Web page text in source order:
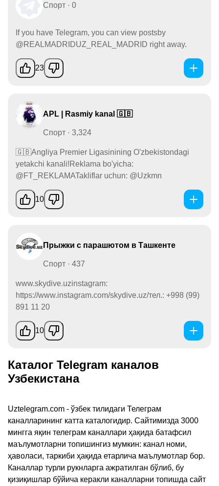
Спорт · 0
If you have Telegram, you can view postsby
@REALMADRIDUZ_REAL_MADRID right away.
23
APL | Rasmiy kanal 🇬🇧
Спорт · 3,324
🇬🇧Angliya Premier Ligasinining O'zbekistondagi
yetakchi kanali!Reklama bo'yicha:
@FT_REKLAMATakliflar uchun: @Uzkmn
10
Прыжки с парашютом в Ташкенте
Спорт · 437
www.skydive.uzinstagram:
https://www.instagram.com/skydive.uz/тел.: +998 (99)
891 11 20
10
Каталог Telegram каналов
Узбекистана
Uztelegram.com - ўзбек тилидаги Телеграм
каналларининг катта каталогидир. Сайтимизда 3000
мингга яқин телеграм каналлари ҳақида батафсил
маълумотларни топишингиз мумкин: канал номи,
ҳаволаси, таркиби ҳақида етарлича маълумотлар бор.
Каналлар турли рукнларга ажратилган бўлиб, бу
қизиқишлар бўйича керакли каналларни топишда сайт